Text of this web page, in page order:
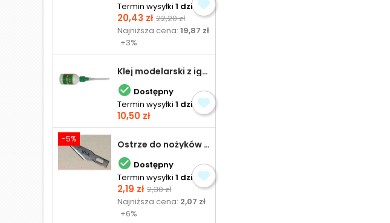
Termin wysyłki 1 dzień
Cena
20,43 zł Cena
podstawowa
22,20 zł
Najniższa cena:19,87 zł
+3%
Klej modelarski z igłą 30 ml
 Dostępny
Termin wysyłki 1 dzień
Cena
10,50 zł
-5% Ostrze do nożyków Excel
 Dostępny
Termin wysyłki 1 dzień
Cena
2,19 zł Cena
podstawowa
2,30 zł
Najniższa cena: 2,07 zł
+6%